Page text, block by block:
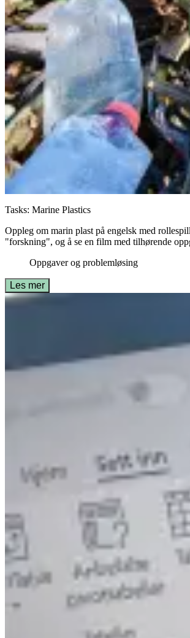
Tasks: Marine Plastics
Oppleg om marin plast på engelsk med
"forskning", og å se en film med tilhørende
Oppgaver og problemløsing
Les mer